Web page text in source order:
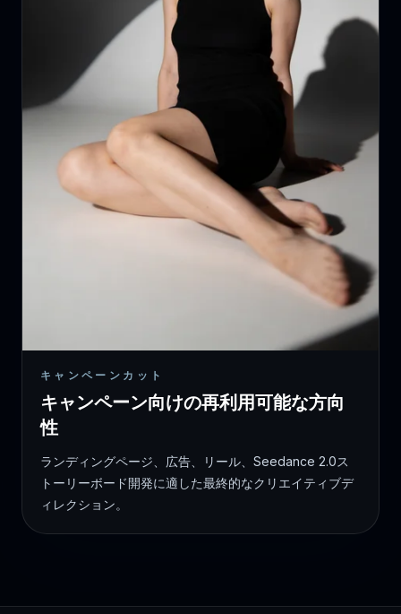
キャンペーンカット
キャンペーン向けの再利用可能な方向
性
ランディングページ、広告、リール、Seedance 2.0ス
トーリーボード開発に適した最終的なクリエイティブデ
ィレクション。